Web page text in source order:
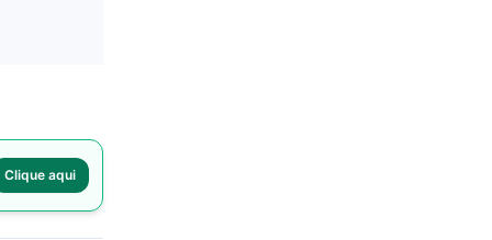
Clique aqui